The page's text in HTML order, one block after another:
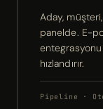
Aday,
panelde. E-
hızlandırır.
Pipeline ·